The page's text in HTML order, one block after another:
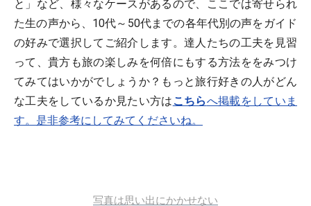
と」など、様々なケースがあるので、ここでは寄せられ
た生の声から、10代～50代までの各年代別の声をガイド
の好みで選択してご紹介します。達人たちの工夫を見習
って、貴方も旅の楽しみを何倍にもする方法ををみつけ
てみてはいかがでしょうか？もっと旅行好きの人がどん
な工夫をしているか見たい方は こちらへ掲載をしていま
す。是非参考にしてみてくださいね。
写真は思い出にかかせない